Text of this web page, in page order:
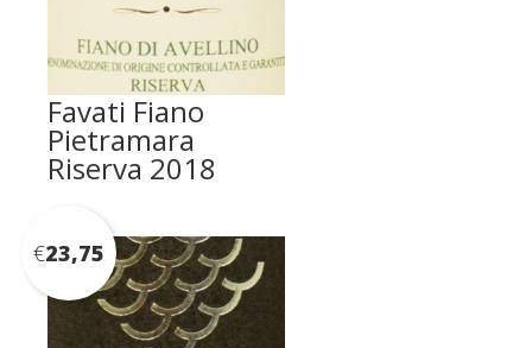
Favati Fiano
Pietramara
Riserva 2018
€23,75